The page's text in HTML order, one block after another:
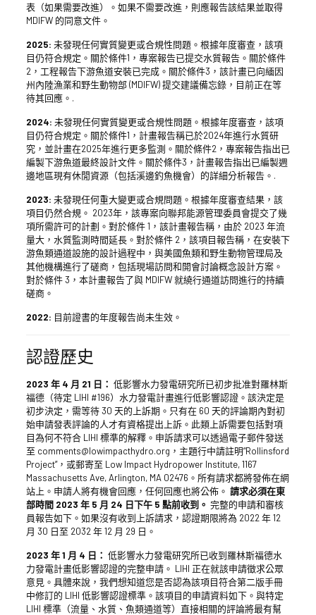
表（如果需要改進）。如果不需要改進，則應報告該結果並取得
MDIFW 的同意文件。
2025: 未發現任何實質變更或合規性問題。根據年度審查，該項
目仍符合規定。關於條件1，專案報告已提交水質報告。關於條件
2，工程報告下游魚道安裝已完成。關於條件3，該計畫已向緬因
州內陸漁業和野生動物部 (MDIFW) 提交建議備忘錄，目前正在等
待其回應。.
2024: 未發現任何實質變更或合規性問題。根據年度審查，該項
目仍符合規定。關於條件1，計畫報告稱已於2024年進行水質研
究，並計畫在2025年進行更多監測。關於條件2，專案報告指出已
編製下游魚道最終設計文件。關於條件3，計畫報告指出已編製週
邊地區現有休閒資源（包括溪邊釣魚機會）的詳細分析報告。.
2023: 未發現任何重大變更或合規問題。根據年度審查結果，該
項目仍然合規。 2023年，該專案向聯邦能源管理委員會提交了幾
項所需許可的計劃。對於條件 1，該計畫報告稱，由於 2023 年流
量大，水質監測時間延長。對於條件 2，該項目報告稱，在安裝下
游魚類通道設施的設計過程中，與美國魚類和野生動物管理局及
其他機構進行了磋商，包括現場訪問和開會討論概念設計方案。
對於條件 3，本計畫報告了與 MDIFW 就繞行通道訪問進行的持續
磋商。
2022: 目前證書的年度報告尚未生效。
認證歷史
2023 年 4 月 21 日： 低影響水力發電研究所已初步批准對羅林斯
福德（待定 LIHI #196）水力發電計畫進行低影響認證。該決定是
初步決定，需等待 30 天的上訴期。只有在 60 天的評論期內對初
始申請發表評論的人才有資格提出上訴。此類上訴需要包括對項
目為何不符合 LIHI 標準的解釋。申訴請求可以透過電子郵件發送
至 comments@lowimpacthydro.org，主題行中請註明“Rollinsford
Project”，或郵寄至 Low Impact Hydropower Institute, 1167
Massachusetts Ave, Arlington, MA 02476。所有請求都將發佈在網
站上。申請人將有機會回應，任何回應也將公佈。 請求必須在東
部時間 2023 年 5 月 24 日下午 5 點前收到。 完整的申請和審核
員報告如下。如果沒有收到上訴請求，認證期限將為 2022 年 12
月 30 日至 2032 年 12 月 29 日。
2023 年 1 月 4 日： 低影響水力發電研究所已收到羅林斯福德水
力發電計畫低影響認證的完整申請。 LIHI 正在就該申請徵求公眾
意見。具體來說，我們想知道您是否認為該項目符合第二版手冊
中修訂的 LIHI 低影響認證標準。該項目的申請資料如下。與特定
LIHI 標準（流量、水質、魚類通道等）直接相關的評論將最有幫